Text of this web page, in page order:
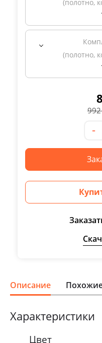
992
-
(полотно,
(полотно,
Описание
Характеристики
Цвет